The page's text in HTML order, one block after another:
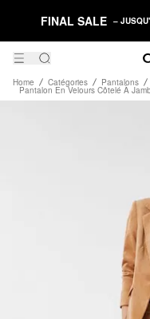
FINAL SALE –
Home Catégories Pantalons
Pantalon En Velours Côtelé À